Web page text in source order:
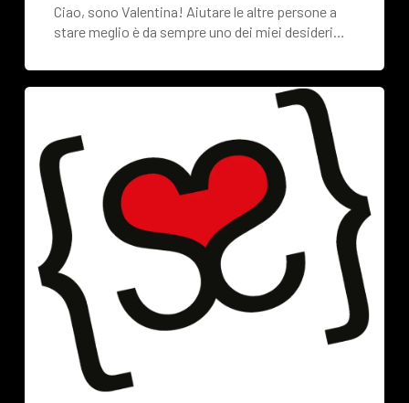
Ciao, sono Valentina! Aiutare le altre persone a
stare meglio è da sempre uno dei miei desideri…